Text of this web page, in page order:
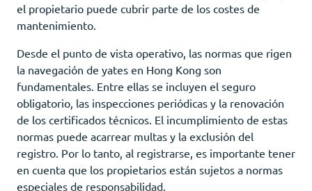
el propietario puede cubrir parte de los costes de
mantenimiento.
Desde el punto de vista operativo, las normas que rigen
la navegación de yates en Hong Kong son
fundamentales. Entre ellas se incluyen el seguro
obligatorio, las inspecciones periódicas y la renovación
de los certificados técnicos. El incumplimiento de estas
normas puede acarrear multas y la exclusión del
registro. Por lo tanto, al registrarse, es importante tener
en cuenta que los propietarios están sujetos a normas
especiales de responsabilidad.